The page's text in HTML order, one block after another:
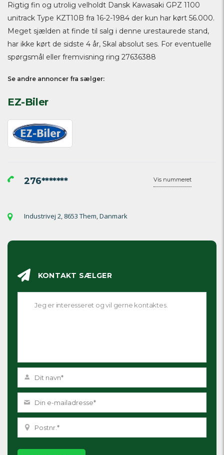
Rigtig fin og utrolig velholdt Dansk Kawasaki GPZ 1100
unitrack Type KZT10B fra 16-2-1984 der kun har kørt 56.000.
Meget sjælden at finde til salg i denne urestaurede stand,
har ikke kørt de sidste 4 år, Skal absolut ses. For eventuelle
spørgsmål eller fremvisning ring 27636388
Se andre annoncer fra sælger:
EZ-Biler
276******* Vis nummeret
Industrivej 2, 8653 Them, Danmark
KONTAKT SÆLGER
Please